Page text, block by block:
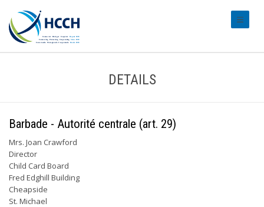
DETAILS
Barbade - Autorité centrale (art. 29)
Mrs. Joan Crawford
Director
Child Card Board
Fred Edghill Building
Cheapside
St. Michael